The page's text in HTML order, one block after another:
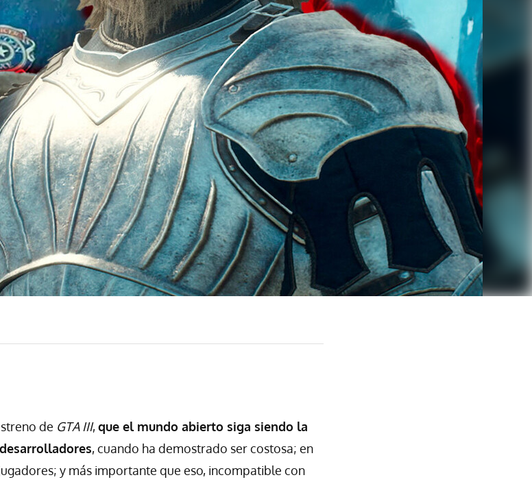
de GTA III,que el mundo abierto siga siendo la
, cuando ha demostrado ser costosa; en
y más importante que eso, incompatible con